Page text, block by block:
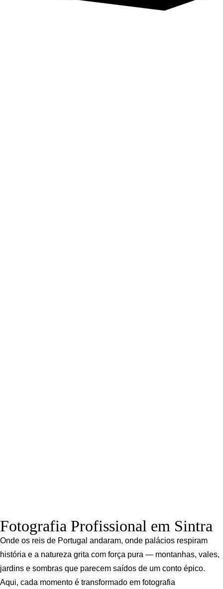
Fotografia Profissional em Sintra
Onde os reis de Portugal andaram, onde palácios respiram
história e a natureza grita com força pura — montanhas, vales,
jardins e sombras que parecem saídos de um conto épico.
Aqui, cada momento é transformado em fotografia